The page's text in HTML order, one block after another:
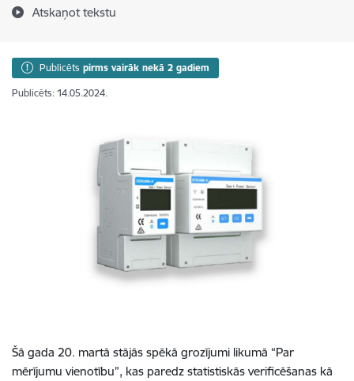
Atskaņot tekstu
Publicēts pirms vairāk nekā 2 gadiem
Publicēts: 14.05.2024.
Šā gada 20. martā stājās spēkā grozījumi likumā “Par
mērījumu vienotību”, kas paredz statistiskās verificēšanas kā